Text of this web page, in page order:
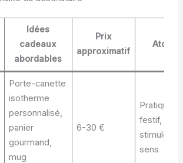
Idées
cadeaux
abordables
Prix
approximatif
Atout
Porte-canette
isotherme
personnalisé,
panier
gourmand,
mug
6-30 €
Pratique
festif,
stimule les
sens